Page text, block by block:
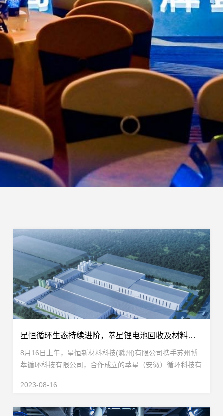
星恒循环生态持续进阶，萃星锂电池回收及材料制备项目开工！
8月16日上午，星恒新材料科技(滁州)有限公司携手苏州博
萃循环科技有限公司，合作成立的萃星（安徽）循环科技有
池回收及材料制备项目开工仪式，标志着星恒在推动...
2023-08-16